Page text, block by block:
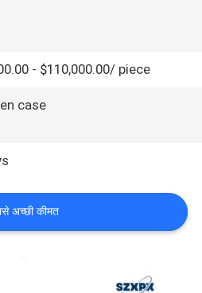
- $110,000.00/ piece
case
अच्छी कीमत